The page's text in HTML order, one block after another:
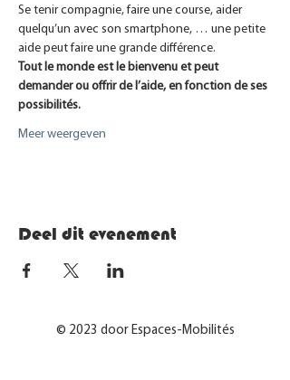
Se tenir compagnie, faire une course, aider
quelqu’un avec son smartphone, … une petite
aide peut faire une grande différence.
Tout le monde est le bienvenu et peut
demander ou offrir de l’aide, en fonction de ses
possibilités.
Meer weergeven
Deel dit evenement
© 2023 door Espaces-Mobilités